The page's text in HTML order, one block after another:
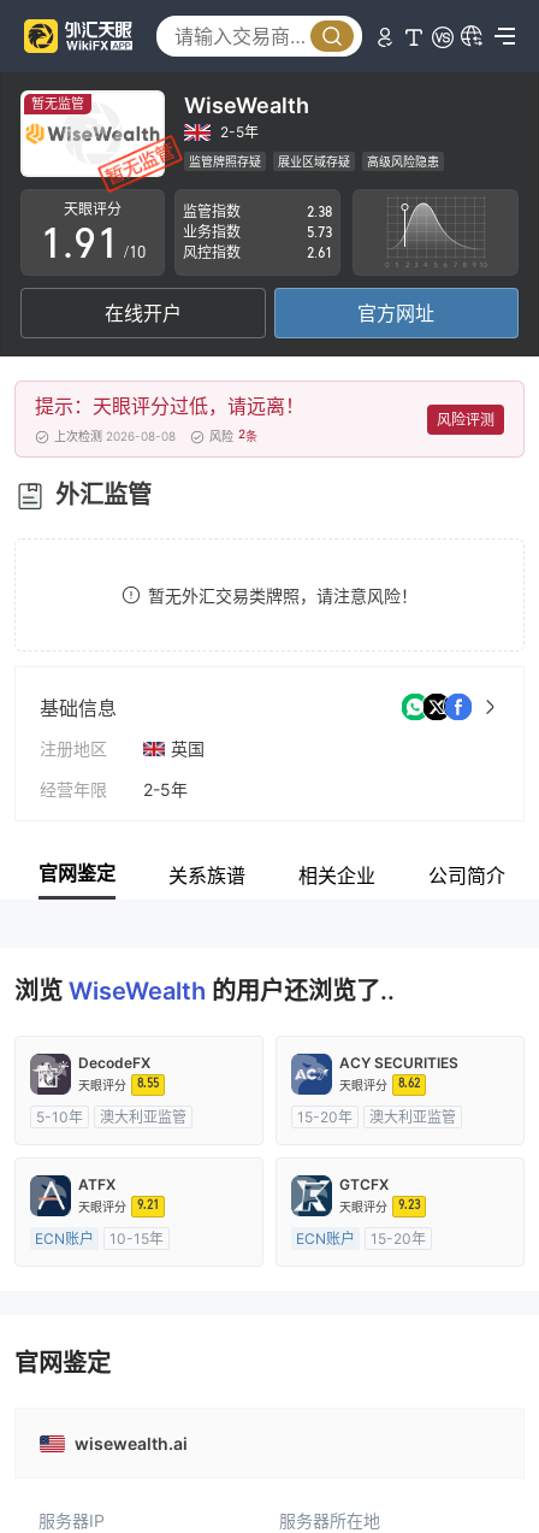
暂无监管 WiseWealth
2-5年
监管牌照存疑 展业区域存疑 高级风险隐患
天眼评分
0
1
2
3
4
5
6
7
.
5
6
7
8
9
0
1
2
3
4
5
6
7
/10
监管指数
2.38
业务指数
5.73
风控指数
2.61
在线开户 官方网址
提示：天眼评分过低，请远离！
上次检测 2026-08-08 风险 2条
风险评测
外汇监管
暂无外汇交易类牌照，请注意风险！
基础信息
注册地区
英国
经营年限
2-5年
官网鉴定 关系族谱 相关企业 公司简介
浏览 WiseWealth 的用户还浏览了..
DecodeFX
天眼评分 8.55
5-10年
澳大利亚监管
ACY SECURITIES
天眼评分 8.62
15-20年
澳大利亚监管
ATFX
天眼评分 9.21
ECN账户
10-15年
GTCFX
天眼评分 9.23
ECN账户
15-20年
官网鉴定
wisewealth.ai
服务器IP
服务器所在地